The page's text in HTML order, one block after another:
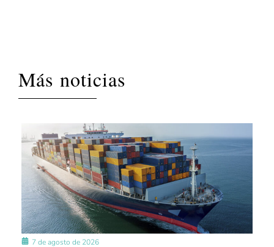
Más noticias
7 de agosto de 2026